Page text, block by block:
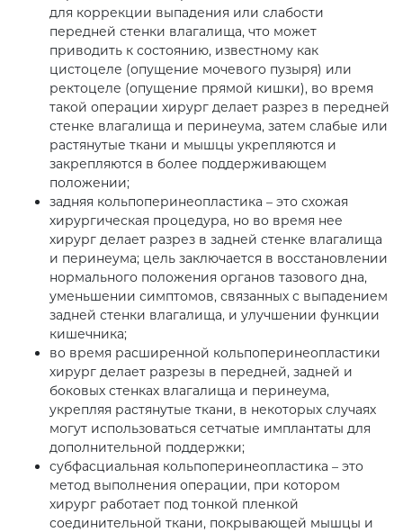
для коррекции выпадения или слабости
передней стенки влагалища, что может
приводить к состоянию, известному как
цистоцеле (опущение мочевого пузыря) или
ректоцеле (опущение прямой кишки), во время
такой операции хирург делает разрез в передней
стенке влагалища и перинеума, затем слабые или
растянутые ткани и мышцы укрепляются и
закрепляются в более поддерживающем
положении;
задняя кольпоперинеопластика – это схожая
хирургическая процедура, но во время нее
хирург делает разрез в задней стенке влагалища
и перинеума; цель заключается в восстановлении
нормального положения органов тазового дна,
уменьшении симптомов, связанных с выпадением
задней стенки влагалища, и улучшении функции
кишечника;
во время расширенной кольпоперинеопластики
хирург делает разрезы в передней, задней и
боковых стенках влагалища и перинеума,
укрепляя растянутые ткани, в некоторых случаях
могут использоваться сетчатые имплантаты для
дополнительной поддержки;
субфасциальная кольпоперинеопластика – это
метод выполнения операции, при котором
хирург работает под тонкой пленкой
соединительной ткани, покрывающей мышцы и